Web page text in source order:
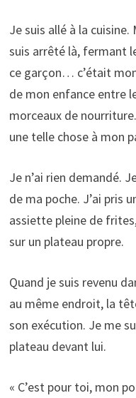
Je suis allé à la
suis arrêté là, fermant
ce garçon… c’était
de mon enfance entre
morceaux de
une telle chose à mon
Je n’ai rien demandé.
de ma poche. J’ai pris
assiette pleine de
sur un plateau propre.
Quand je suis revenu
au même endroit, la
son exécution. Je me
plateau devant lui.
« C’est pour toi, mon